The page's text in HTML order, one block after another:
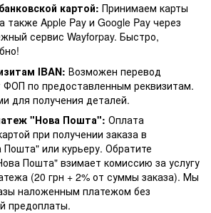
картой: Принимаем карты
также Apple Pay и Google Pay через
сервис Wayforpay. Быстро,
IBAN: Возможен перевод
ФОП по предоставленным реквизитам.
для получения деталей.
"Нова Пошта": Оплата
при получении заказа в
или курьеру. Обратите
Пошта" взимает комиссию за услугу
(20 грн + 2% от суммы заказа). Мы
наложенным платежом без
предоплаты.